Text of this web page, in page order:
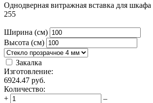
Однодверная витражная вставка для
255
Ширина (см)
Высота (см)
Закалка
Изготовление:
6924.47 руб.
Количество:
+
–